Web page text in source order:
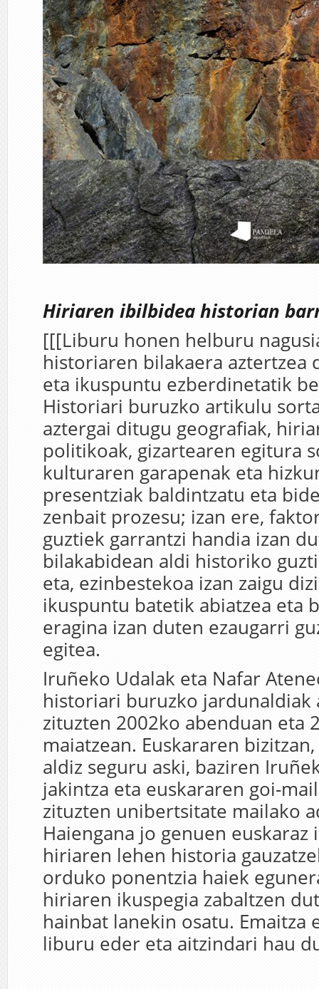
Hiriaren ibilbidea historian
[[[Liburu honen helburu
historiaren bilakaera aztertzea
eta ikuspuntu ezberdinetatik
Historiari buruzko artikulu
aztergai ditugu geografiak,
politikoak, gizartearen egitura
kulturaren garapenak eta
presentziak baldintzatu eta
zenbait prozesu; izan ere,
guztiek garrantzi handia izan
bilakabidean aldi historiko
eta, ezinbestekoa izan zaigu
ikuspuntu batetik abiatzea eta
eragina izan duten ezaugarri
egitea.
Iruñeko Udalak eta Nafar
historiari buruzko jardunaldiak
zituzten 2002ko abenduan eta
maiatzean. Euskararen
aldiz seguru aski, baziren
jakintza eta euskararen goi-
zituzten unibertsitate mailako
Haiengana jo genuen euskaraz
hiriaren lehen historia
orduko ponentzia haiek
hiriaren ikuspegia zabaltzen
hainbat lanekin osatu. Emaitza
liburu eder eta aitzindari hau